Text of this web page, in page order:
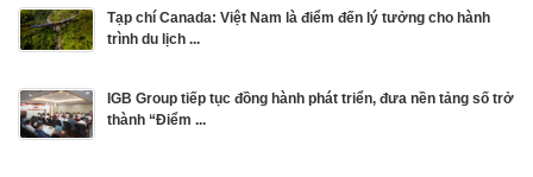
Tạp chí Canada: Việt Nam là điểm đến lý tưởng cho hành
trình du lịch ...
IGB Group tiếp tục đồng hành phát triển, đưa nền tảng số trở
thành “Điểm ...